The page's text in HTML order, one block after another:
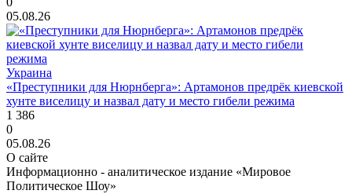
05.08.26
Украина
«Преступники для Нюрнберга»: Артамонов предрёк киевской
хунте виселицу и назвал дату и место гибели режима
1 386
0
05.08.26
О сайте
Информационно - аналитическое издание «Мировое
Политическое Шоу»